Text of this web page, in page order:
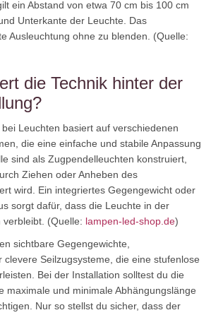
ein Abstand von etwa 70 cm bis 100 cm
Unterkante der Leuchte. Das
Ausleuchtung ohne zu blenden. (Quelle:
die Technik hinter der
Leuchten basiert auf verschiedenen
die eine einfache und stabile Anpassung
sind als Zugpendelleuchten konstruiert,
Ziehen oder Anheben des
wird. Ein integriertes Gegengewicht oder
sorgt dafür, dass die Leuchte in der
(Quelle: lampen-led-shop.de)
sichtbare Gegengewichte,
clevere Seilzugsysteme, die eine stufenlose
Bei der Installation solltest du die
maximale und minimale Abhängungslänge
Nur so stellst du sicher, dass der